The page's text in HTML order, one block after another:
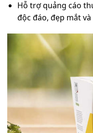
Hỗ trợ quảng cáo
độc đáo, đẹp mắt